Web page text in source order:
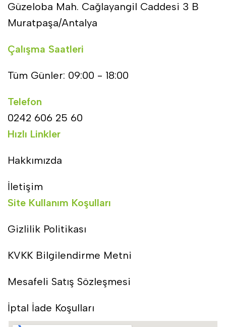
Güzeloba Mah. Cağlayangil Caddesi 3 B
Muratpaşa/Antalya
Çalışma Saatleri
Tüm Günler: 09:00 - 18:00
Telefon
0242 606 25 60
Hızlı Linkler
Hakkımızda
İletişim
Site Kullanım Koşulları
Gizlilik Politikası
KVKK Bilgilendirme Metni
Mesafeli Satış Sözleşmesi
İptal İade Koşulları